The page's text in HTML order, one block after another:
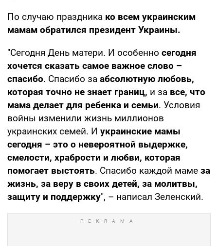
По случаю праздника ко всем украинским
мамам обратился президент Украины.
"Сегодня День матери. И особенно сегодня
хочется сказать самое важное слово –
спасибо. Спасибо за абсолютную любовь,
которая точно не знает границ, и за все, что
мама делает для ребенка и семьи. Условия
войны изменили жизнь миллионов
украинских семей. И украинские мамы
сегодня – это о невероятной выдержке,
смелости, храбрости и любви, которая
помогает выстоять. Спасибо каждой маме за
жизнь, за веру в своих детей, за молитвы,
защиту и поддержку", – написал Зеленский.